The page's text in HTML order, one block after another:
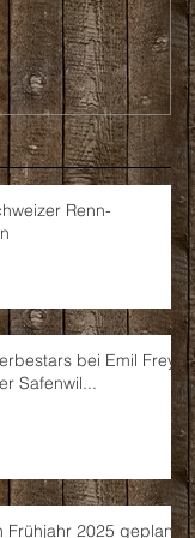
Renn-
bei Emil Frey
Safenwil...
Frühjahr 2025 geplant